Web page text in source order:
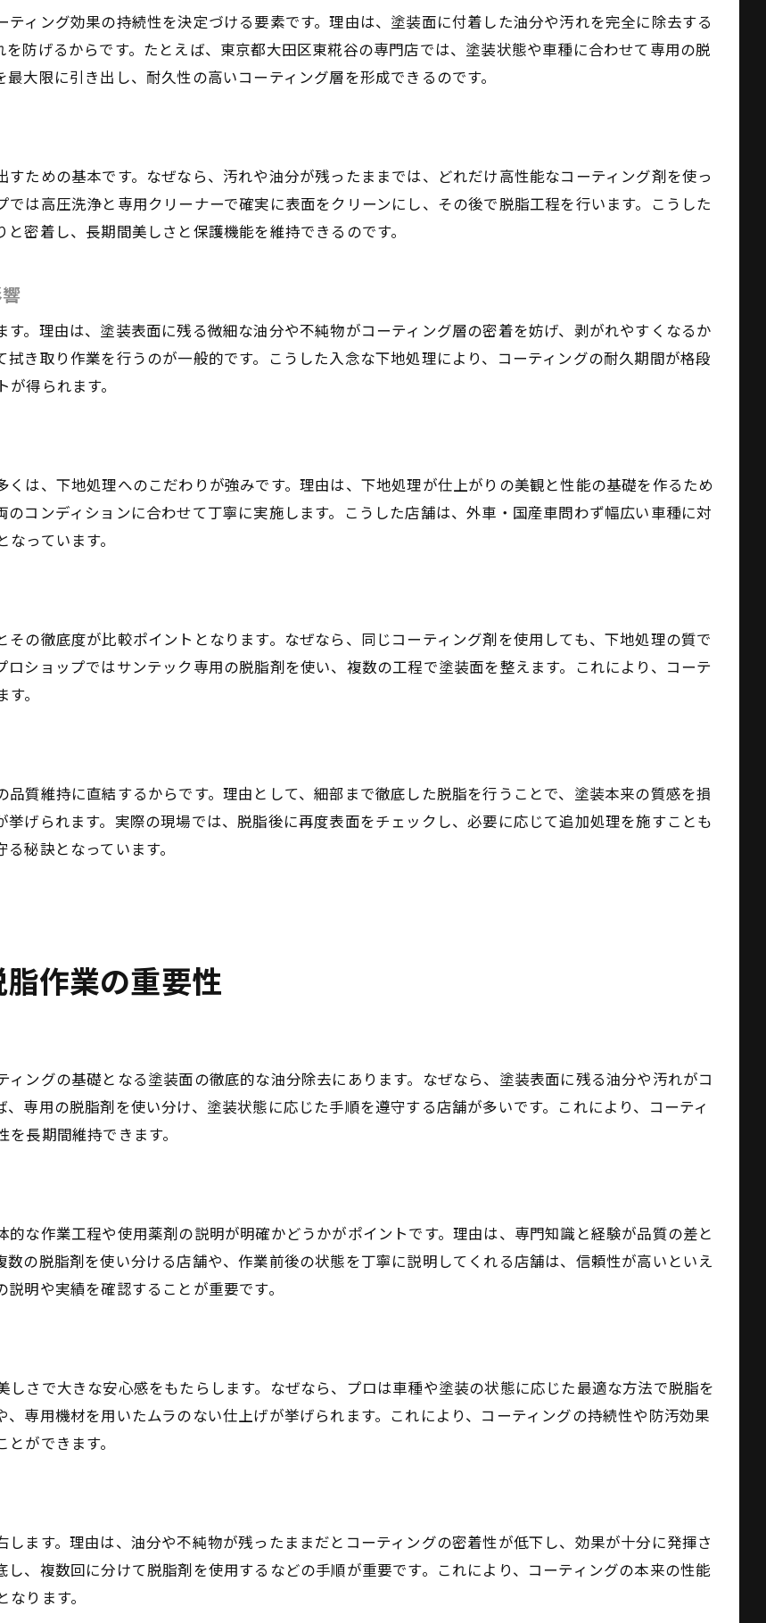
丁寧な脱脂がカーコーティング品質を左右する
東京都内で人気の脱脂作業の選び方と注意点
地域密着型の店舗で得られる脱脂のメリット
徹底洗車と脱脂で美しい仕上がりを実現
カーコーティングの定着に脱脂は不可欠
キーパーコーティングと脱脂の大切な関係
サンテックコーティングで重視される下地処理
を守るための脱脂とカーコーティングの知識
脱脂作業で愛車の塗装を長持ちさせるコツ
カーコーティング前後の正しい脱脂ケア方法
プロショップの脱脂作業で得られる安心感
費用対効果を高める脱脂とコーティングの知識
作業にこだわるなら東京都大田区東糀谷が注目
地域密着の店舗で体感する脱脂の実力
東京都内で選ばれる脱脂技術とコーティング
脱脂の丁寧さがカーコーティング効果を左右
プロが実践するカーコーティング前脱脂の流れ
京都大田区東糀谷で納得の脱脂作業を実現するには
プロショップの脱脂作業で愛車を守る秘訣
納得のいく脱脂作業の見極めポイント
ネット予約で効率よく脱脂とコーティングを依頼
脱脂工程の質がカーコーティングの寿命を決定
実例から学ぶ脱脂で変わる仕上がりの違い
プロの技術で差が出るカーコーティングの脱脂
愛車の価値を高める脱脂とコーティングの連携
ィング効果の持続性を決定づける要素です。理由は、塗装面に付着した油分や汚れを完全に除去する
防げるからです。たとえば、東京都大田区東糀谷の専門店では、塗装状態や車種に合わせて専用の脱
大限に引き出し、耐久性の高いコーティング層を形成できるのです。
ための基本です。なぜなら、汚れや油分が残ったままでは、どれだけ高性能なコーティング剤を使っ
は高圧洗浄と専用クリーナーで確実に表面をクリーンにし、その後で脱脂工程を行います。こうした
密着し、長期間美しさと保護機能を維持できるのです。
。理由は、塗装表面に残る微細な油分や不純物がコーティング層の密着を妨げ、剥がれやすくなるか
き取り作業を行うのが一般的です。こうした入念な下地処理により、コーティングの耐久期間が格段
得られます。
は、下地処理へのこだわりが強みです。理由は、下地処理が仕上がりの美観と性能の基礎を作るため
コンディションに合わせて丁寧に実施します。こうした店舗は、外車・国産車問わず幅広い車種に対
っています。
の徹底度が比較ポイントとなります。なぜなら、同じコーティング剤を使用しても、下地処理の質で
ショップではサンテック専用の脱脂剤を使い、複数の工程で塗装面を整えます。これにより、コーテ
。
質維持に直結するからです。理由として、細部まで徹底した脱脂を行うことで、塗装本来の質感を損
げられます。実際の現場では、脱脂後に再度表面をチェックし、必要に応じて追加処理を施すことも
秘訣となっています。
作業の重要性
ングの基礎となる塗装面の徹底的な油分除去にあります。なぜなら、塗装表面に残る油分や汚れがコ
専用の脱脂剤を使い分け、塗装状態に応じた手順を遵守する店舗が多いです。これにより、コーティ
長期間維持できます。
な作業工程や使用薬剤の説明が明確かどうかがポイントです。理由は、専門知識と経験が品質の差と
の脱脂剤を使い分ける店舗や、作業前後の状態を丁寧に説明してくれる店舗は、信頼性が高いといえ
明や実績を確認することが重要です。
さで大きな安心感をもたらします。なぜなら、プロは車種や塗装の状態に応じた最適な方法で脱脂を
専用機材を用いたムラのない仕上げが挙げられます。これにより、コーティングの持続性や防汚効果
ができます。
ます。理由は、油分や不純物が残ったままだとコーティングの密着性が低下し、効果が十分に発揮さ
、複数回に分けて脱脂剤を使用するなどの手順が重要です。これにより、コーティングの本来の性能
ります。
お気軽にお問い合わせください
お気軽にお問い合わせください